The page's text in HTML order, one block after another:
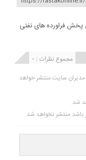
پخش فراورده های نفتی
مجموع نظرات : 0
سایت منتشر خواهد
شد.
باشد منتشر نخواهد شد.